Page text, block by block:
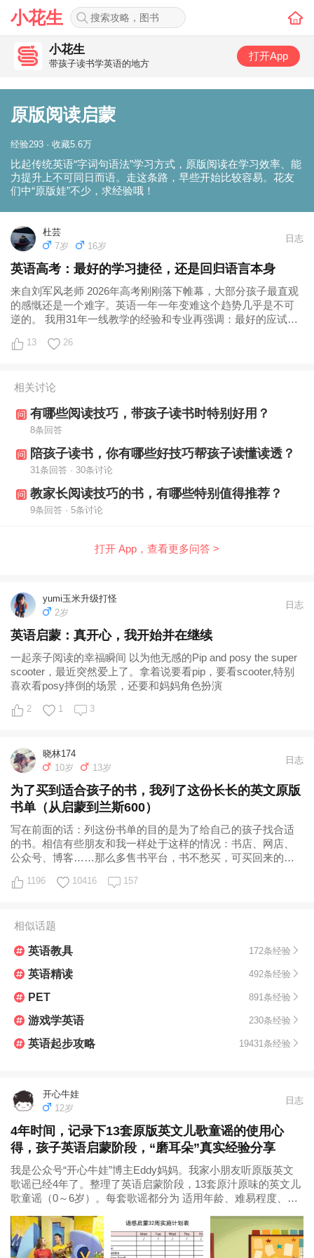
小花生
小花生
带孩子读书学英语的地方
打开App
原版阅读启蒙
经验293 · 收藏5.6万
比起传统英语“字词句语法”学习方式，原版阅读在学习效率、能
力提升上不可同日而语。走这条路，早些开始比较容易。花友
们中“原版娃”不少，求经验哦！
杜芸
7岁
16岁
日志
英语高考：最好的学习捷径，还是回归语言本身
来自刘军风老师 2026年高考刚刚落下帷幕，大部分孩子最直观
的感慨还是一个难字。英语一年一年变难这个趋势几乎是不可
逆的。 我用31年一线教学的经验和专业再强调：最好的应试，
13 26
相关讨论
有哪些阅读技巧，带孩子读书时特别好用？
8条回答
陪孩子读书，你有哪些好技巧帮孩子读懂读透？
31条回答 · 30条讨论
教家长阅读技巧的书，有哪些特别值得推荐？
9条回答 · 5条讨论
打开 App，查看更多问答 >
yumi玉米升级打怪
2岁
日志
英语启蒙：真开心，我开始并在继续
一起亲子阅读的幸福瞬间 以为他无感的Pip and posy the super
scooter，最近突然爱上了。拿着说要看pip，要看scooter,特别
喜欢看posy摔倒的场景，还要和妈妈角色扮演
2 1 3
晓林174
10岁
13岁
日志
为了买到适合孩子的书，我列了这份长长的英文原版
书单（从启蒙到兰斯600）
写在前面的话：列这份书单的目的是为了给自己的孩子找合适
的书。相信有些朋友和我一样处于这样的情况：书店、网店、
公众号、博客……那么多售书平台，书不愁买，可买回来的书
1196 10416 157
相似话题
英语教具 172条经验
英语精读 492条经验
PET 891条经验
游戏学英语 230条经验
英语起步攻略 19431条经验
开心牛娃
12岁
日志
4年时间，记录下13套原版英文儿歌童谣的使用心
得，孩子英语启蒙阶段，“磨耳朵”真实经验分享
我是公众号“开心牛娃”博主Eddy妈妈。我家小朋友听原版英文
歌谣已经4年了。整理了英语启蒙阶段，13套原汁原味的英文儿
歌童谣（0～6岁）。每套歌谣都分为 适用年龄、难易程度、主